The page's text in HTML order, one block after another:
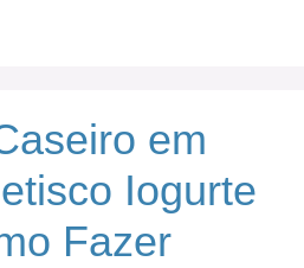
em
Iogurte
Fazer